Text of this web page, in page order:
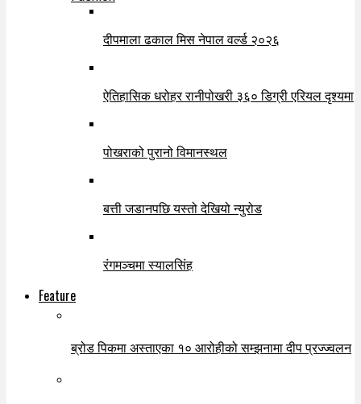
दीपमाला ढकाल मिस नेपाल वर्ल्ड २०२६
ऐतिहासिक धरोहर रानीपोखरी ३६० डिग्री एरियल दृश्यमा
पोखराको पुरानो विमानस्थल
बत्ती जडानपछि यस्तो देखियो न्युरोड
रंगमञ्चमा स्यालसिंह
Feature
ब्रोड पिकमा अस्ताएका १० आरोहीको सम्झनामा दीप प्रज्ज्वलन